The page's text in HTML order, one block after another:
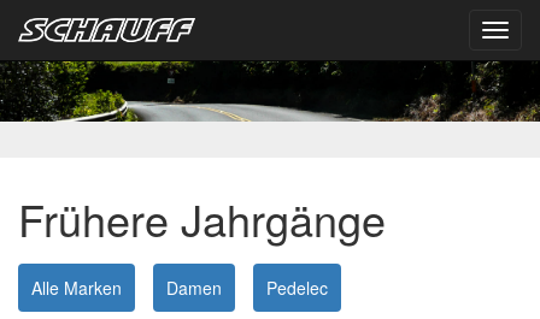
Frühere Jahrgänge
Alle Marken Damen Pedelec